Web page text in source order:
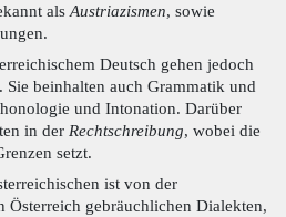
als Austriazismen, sowie
Deutsch gehen jedoch
Sie beinhalten auch Grammatik und
und Intonation. Darüber
in der Rechtschreibung, wobei die
setzt.
ist von der
Österreich gebräuchlichen Dialekten,